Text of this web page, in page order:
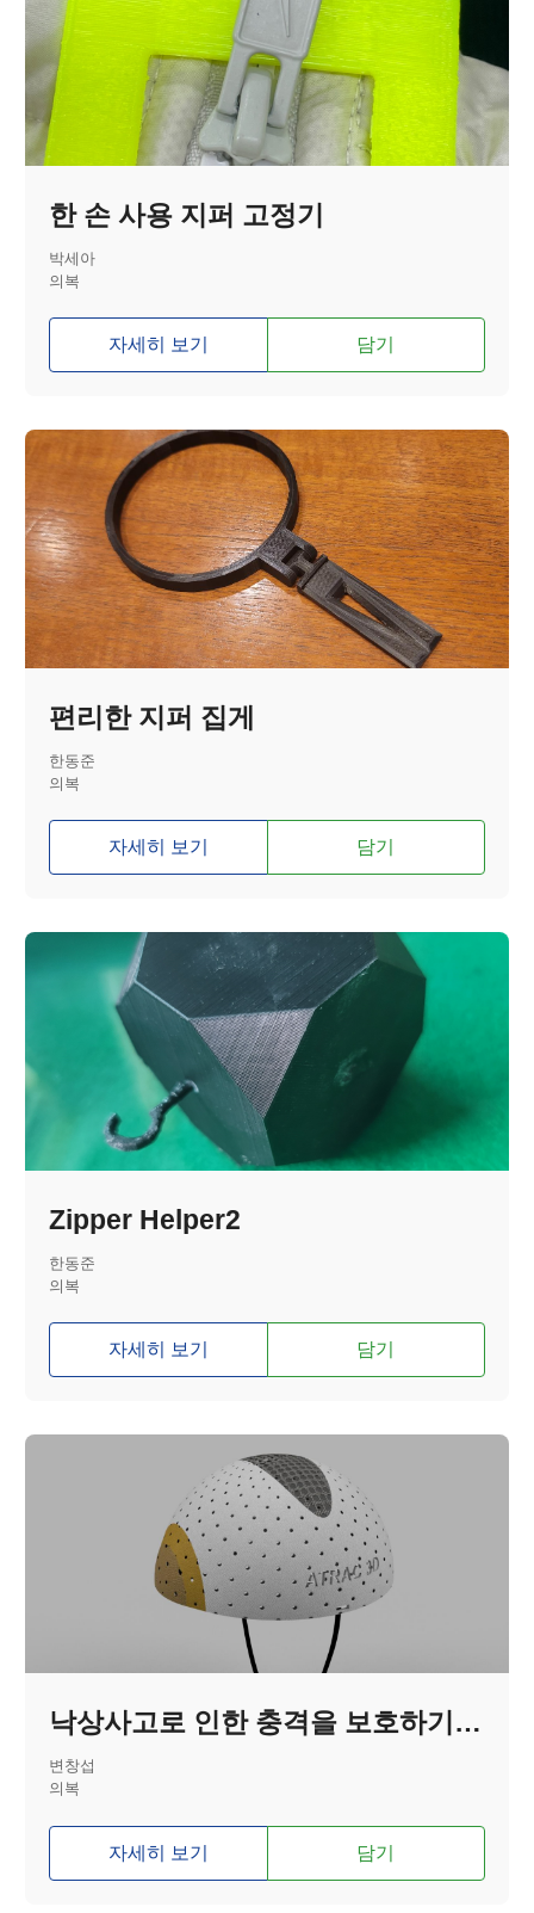
한 손 사용 지퍼 고정기
박세아
의복
자세히 보기 담기
편리한 지퍼 집게
한동준
의복
자세히 보기 담기
Zipper Helper2
한동준
의복
자세히 보기 담기
낙상사고로 인한 충격을 보호하기 위한 경량화 헬멧
변창섭
의복
자세히 보기 담기